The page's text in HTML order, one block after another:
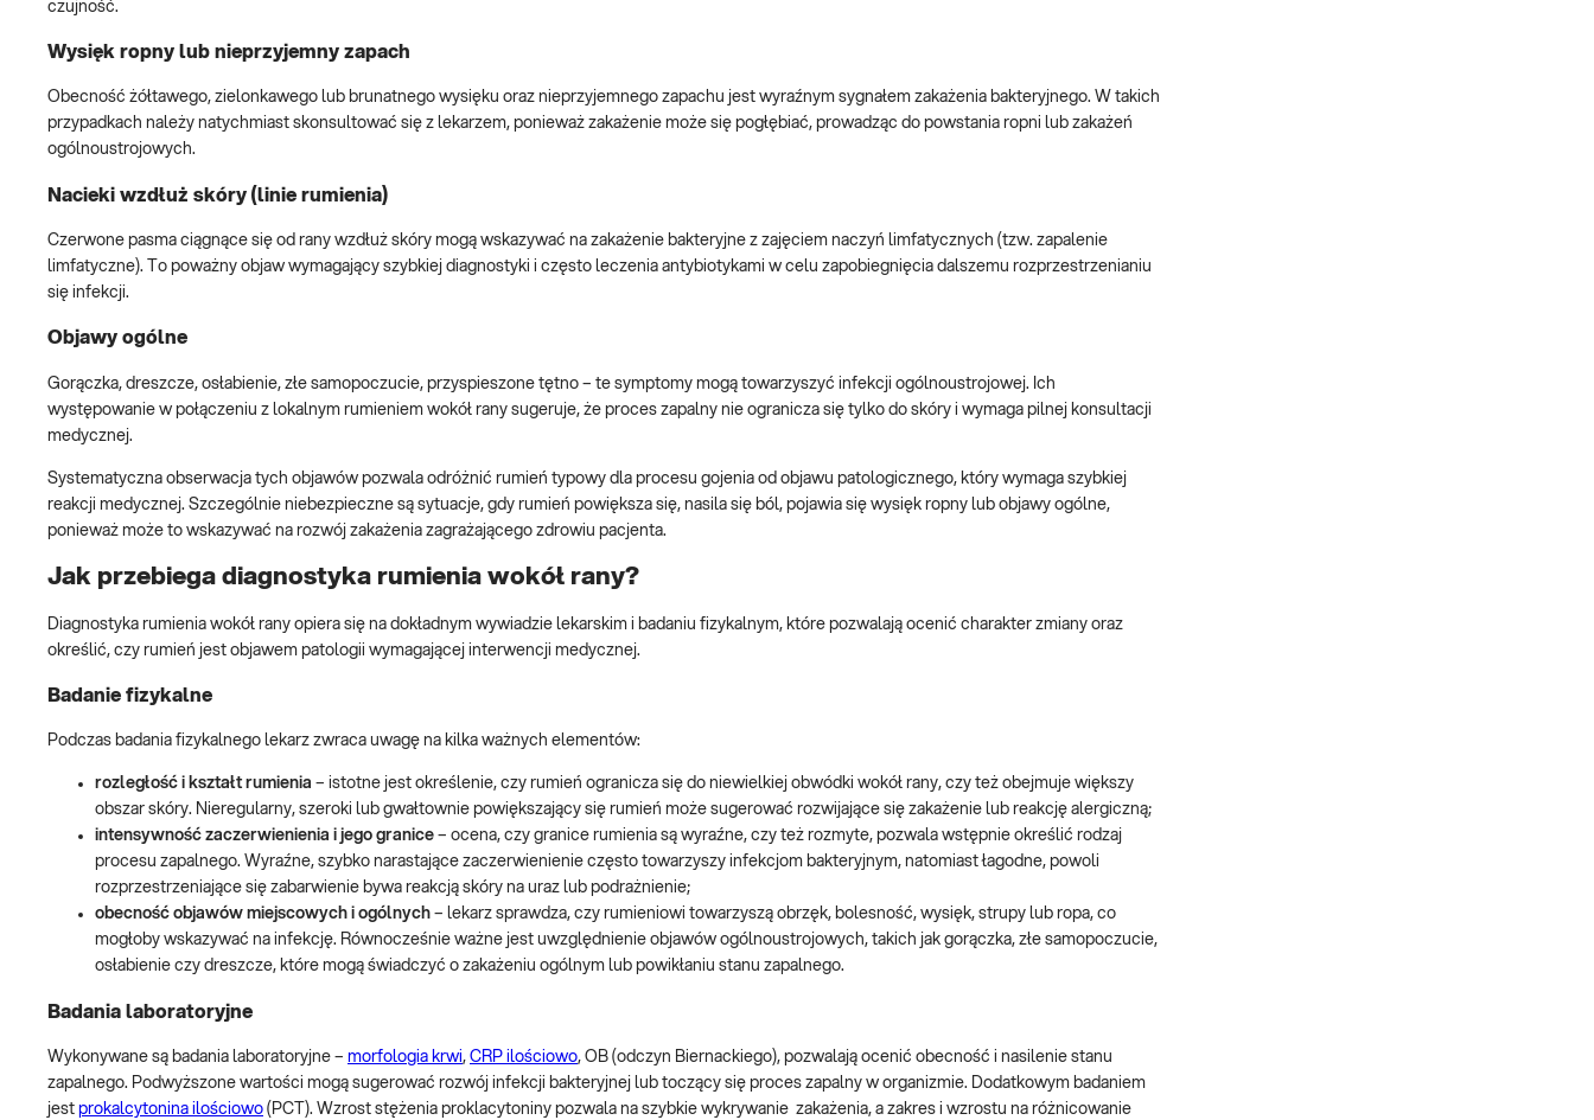
czujność.
Wysięk ropny lub nieprzyjemny zapach
Obecność żółtawego, zielonkawego lub brunatnego wysięku oraz nieprzyjemnego zapachu jest wyraźnym sygnałem zakażenia bakteryjnego. W takich
przypadkach należy natychmiast skonsultować się z lekarzem, ponieważ zakażenie może się pogłębiać, prowadząc do powstania ropni lub zakażeń
ogólnoustrojowych.
Nacieki wzdłuż skóry (linie rumienia)
Czerwone pasma ciągnące się od rany wzdłuż skóry mogą wskazywać na zakażenie bakteryjne z zajęciem naczyń limfatycznych (tzw. zapalenie
limfatyczne). To poważny objaw wymagający szybkiej diagnostyki i często leczenia antybiotykami w celu zapobiegnięcia dalszemu rozprzestrzenianiu
się infekcji.
Objawy ogólne
Gorączka, dreszcze, osłabienie, złe samopoczucie, przyspieszone tętno – te symptomy mogą towarzyszyć infekcji ogólnoustrojowej. Ich
występowanie w połączeniu z lokalnym rumieniem wokół rany sugeruje, że proces zapalny nie ogranicza się tylko do skóry i wymaga pilnej konsultacji
medycznej.
Systematyczna obserwacja tych objawów pozwala odróżnić rumień typowy dla procesu gojenia od objawu patologicznego, który wymaga szybkiej
reakcji medycznej. Szczególnie niebezpieczne są sytuacje, gdy rumień powiększa się, nasila się ból, pojawia się wysięk ropny lub objawy ogólne,
ponieważ może to wskazywać na rozwój zakażenia zagrażającego zdrowiu pacjenta.
Jak przebiega diagnostyka rumienia wokół rany?
Diagnostyka rumienia wokół rany opiera się na dokładnym wywiadzie lekarskim i badaniu fizykalnym, które pozwalają ocenić charakter zmiany oraz
określić, czy rumień jest objawem patologii wymagającej interwencji medycznej.
Badanie fizykalne
Podczas badania fizykalnego lekarz zwraca uwagę na kilka ważnych elementów:
rozległość i kształt rumienia – istotne jest określenie, czy rumień ogranicza się do niewielkiej obwódki wokół rany, czy też obejmuje większy
obszar skóry. Nieregularny, szeroki lub gwałtownie powiększający się rumień może sugerować rozwijające się zakażenie lub reakcję alergiczną;
intensywność zaczerwienienia i jego granice – ocena, czy granice rumienia są wyraźne, czy też rozmyte, pozwala wstępnie określić rodzaj
procesu zapalnego. Wyraźne, szybko narastające zaczerwienienie często towarzyszy infekcjom bakteryjnym, natomiast łagodne, powoli
rozprzestrzeniające się zabarwienie bywa reakcją skóry na uraz lub podrażnienie;
obecność objawów miejscowych i ogólnych – lekarz sprawdza, czy rumieniowi towarzyszą obrzęk, bolesność, wysięk, strupy lub ropa, co
mogłoby wskazywać na infekcję. Równocześnie ważne jest uwzględnienie objawów ogólnoustrojowych, takich jak gorączka, złe samopoczucie,
osłabienie czy dreszcze, które mogą świadczyć o zakażeniu ogólnym lub powikłaniu stanu zapalnego.
Badania laboratoryjne
Wykonywane są badania laboratoryjne – morfologia krwi, CRP ilościowo, OB (odczyn Biernackiego), pozwalają ocenić obecność i nasilenie stanu
zapalnego. Podwyższone wartości mogą sugerować rozwój infekcji bakteryjnej lub toczący się proces zapalny w organizmie. Dodatkowym badaniem
jest prokalcytonina ilościowo (PCT). Wzrost stężenia proklacytoniny pozwala na szybkie wykrywanie zakażenia, a zakres i wzrostu na różnicowanie